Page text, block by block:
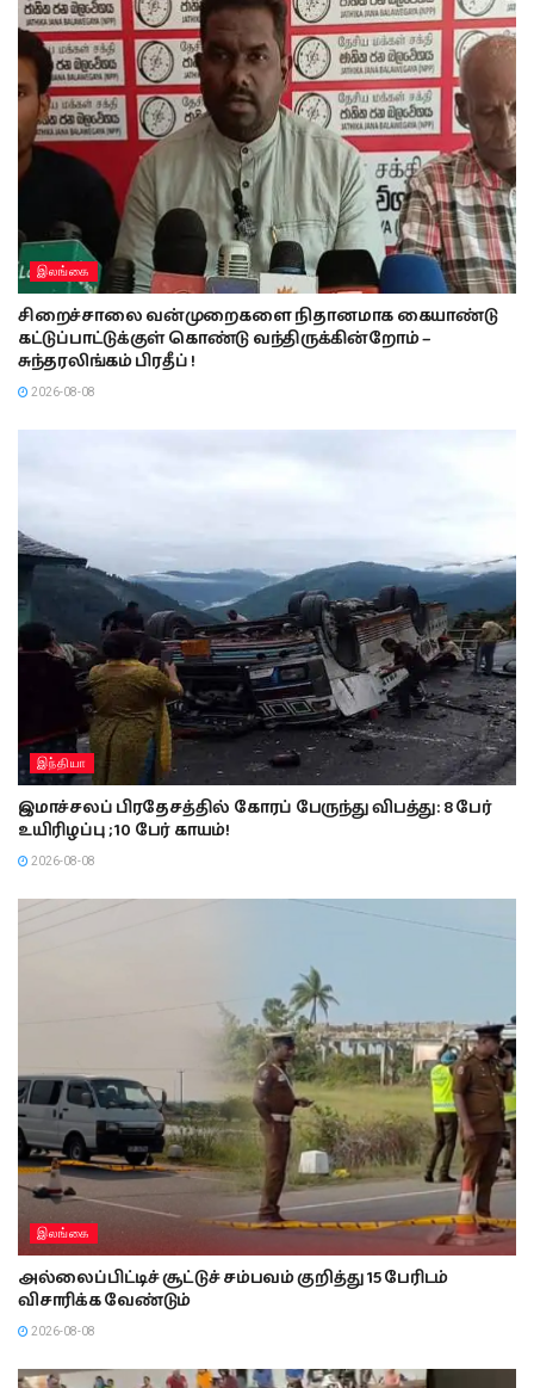
இலங்கை
சிறைச்சாலை வன்முறைகளை நிதானமாக கையாண்டு
கட்டுப்பாட்டுக்குள் கொண்டு வந்திருக்கின்றோம் –
சுந்தரலிங்கம் பிரதீப் !
2026-08-08
இந்தியா
இமாச்சலப் பிரதேசத்தில் கோரப் பேருந்து விபத்து: 8 பேர்
உயிரிழப்பு ; 10 பேர் காயம்!
2026-08-08
இலங்கை
அல்லைப்பிட்டிச் சூட்டுச் சம்பவம் குறித்து 15 பேரிடம்
விசாரிக்க வேண்டும்
2026-08-08